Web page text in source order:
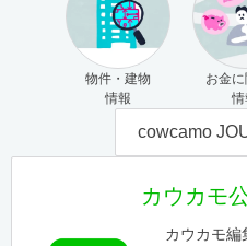
物件・建物
情報
お金
情
cowcamo
カウカモ
カウカモ編